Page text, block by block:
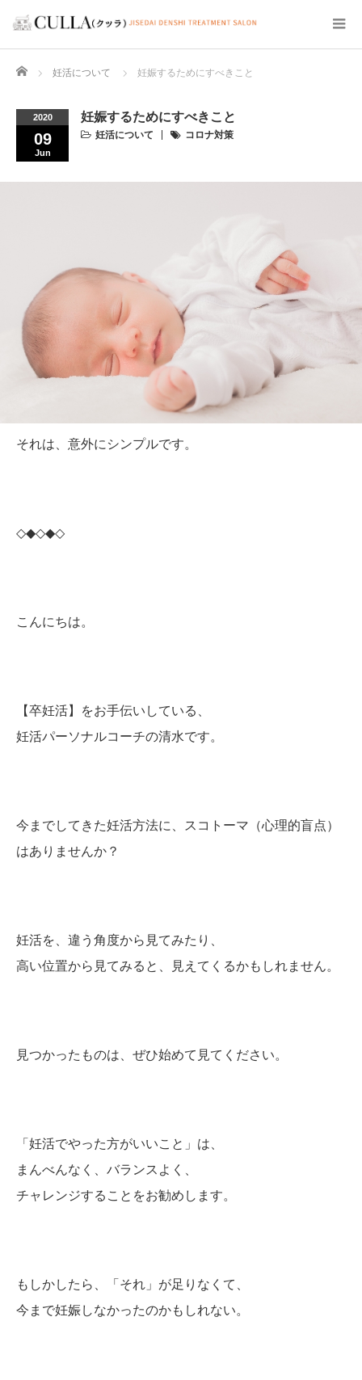
Home 妊活について 妊娠するためにすべきこと
2020
09
Jun
妊娠するためにすべきこと
妊活について コロナ対策
それは、意外にシンプルです。
◇◆◇◆◇
こんにちは。
【卒妊活】をお手伝いしている、
妊活パーソナルコーチの清水です。
今までしてきた妊活方法に、スコトーマ（心理的盲点）
はありませんか？
妊活を、違う角度から見てみたり、
高い位置から見てみると、見えてくるかもしれません。
見つかったものは、ぜひ始めて見てください。
「妊活でやった方がいいこと」は、
まんべんなく、バランスよく、
チャレンジすることをお勧めします。
もしかしたら、「それ」が足りなくて、
今まで妊娠しなかったのかもしれない。